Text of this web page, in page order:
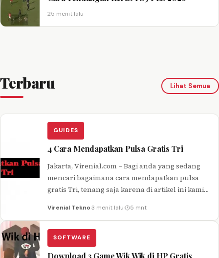
25 menit lalu
Terbaru Lihat Semua
GUIDES
4 Cara Mendapatkan Pulsa Gratis Tri
Jakarta, Virenial.com – Bagi anda yang sedang
mencari bagaimana cara mendapatkan pulsa
gratis Tri, tenang saja karena di artikel ini kami
Virenial Tekno·3 menit lalu· 5 mnt
SOFTWARE
Download 3 Game Wik Wik di HP Gratis